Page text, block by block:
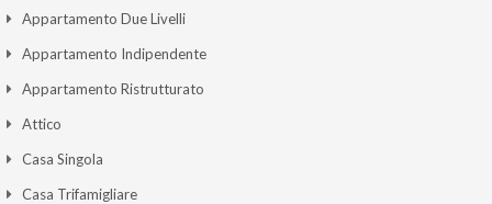
Appartamento Due Livelli
Appartamento Indipendente
Appartamento Ristrutturato
Attico
Casa Singola
Casa Trifamigliare